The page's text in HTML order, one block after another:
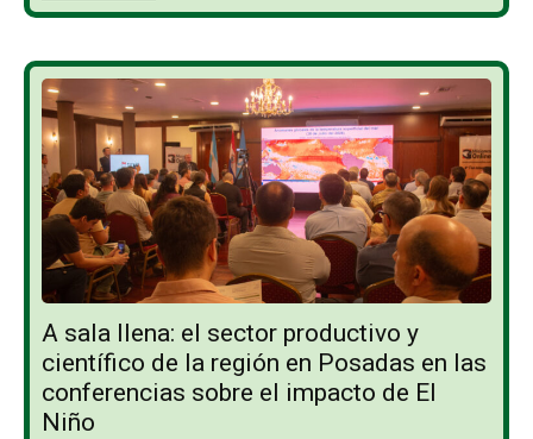
A sala llena: el sector productivo y
científico de la región en Posadas en las
conferencias sobre el impacto de El
Niño